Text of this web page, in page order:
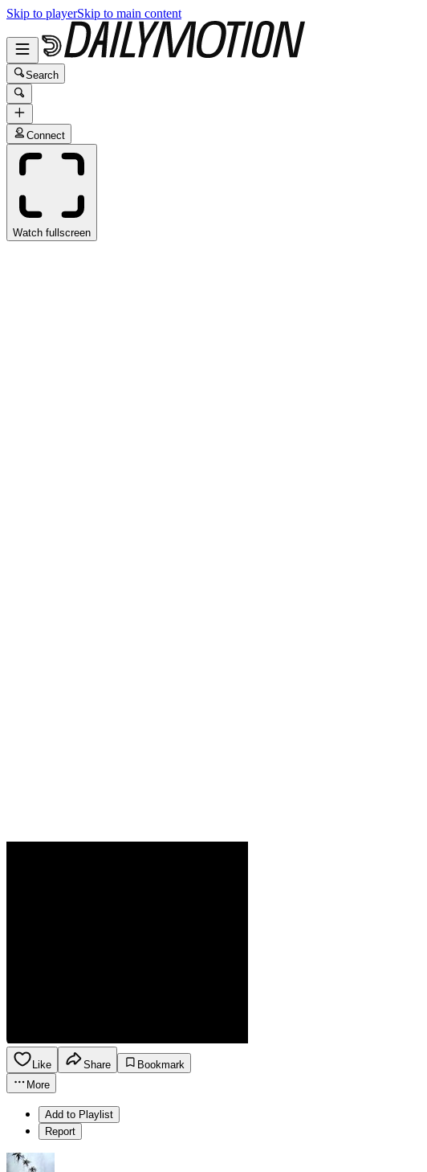
Skip to playerSkip to main content
Search
Connect
Watch fullscreen
Like Share
Bookmark
More
Add to Playlist
Report